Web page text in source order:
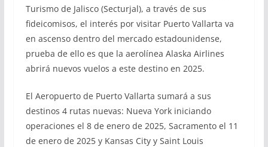
Turismo de Jalisco (Secturjal), a través de sus
fideicomisos, el interés por visitar Puerto Vallarta va
en ascenso dentro del mercado estadounidense,
prueba de ello es que la aerolínea Alaska Airlines
abrirá nuevos vuelos a este destino en 2025.
El Aeropuerto de Puerto Vallarta sumará a sus
destinos 4 rutas nuevas: Nueva York iniciando
operaciones el 8 de enero de 2025, Sacramento el 11
de enero de 2025 y Kansas City y Saint Louis